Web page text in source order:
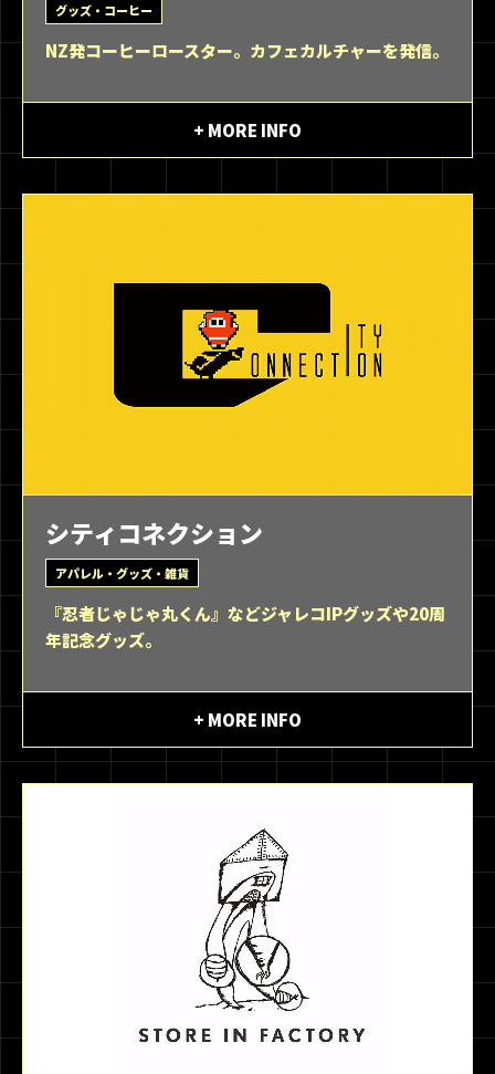
グッズ・コーヒー
NZ発コーヒーロースター。カフェカルチャーを発信。
+ MORE INFO
シティコネクション
アパレル・グッズ・雑貨
『忍者じゃじゃ丸くん』などジャレコIPグッズや20周
年記念グッズ。
+ MORE INFO